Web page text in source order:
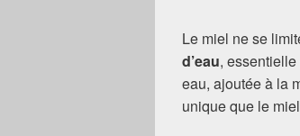
Le miel ne se
d’eau,
eau, ajoutée à la
unique que le